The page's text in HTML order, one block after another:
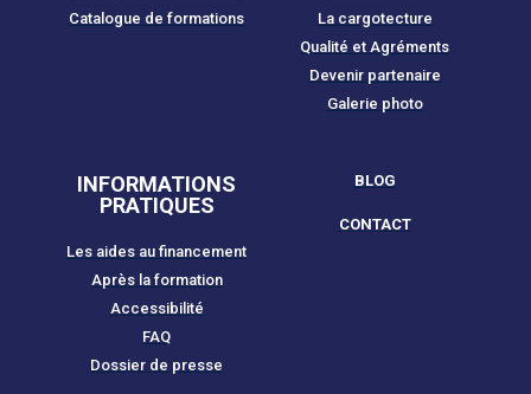
Catalogue de formations
La cargotecture
Qualité et Agréments
Devenir partenaire
Galerie photo
INFORMATIONS
PRATIQUES
Les aides au financement
Après la formation
Accessibilité
FAQ
Dossier de presse
BLOG
CONTACT